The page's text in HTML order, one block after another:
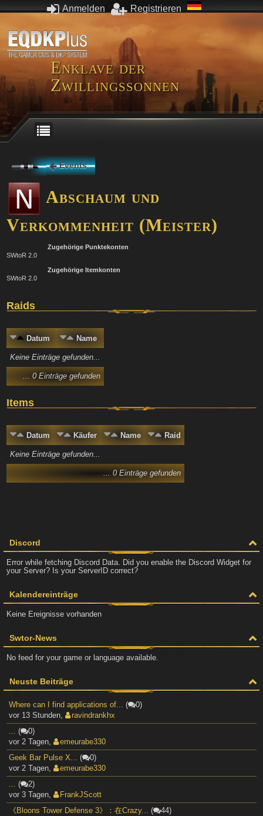
Anmelden Registrieren
Enklave der
Zwillingssonnen
Discord
Error while fetching Discord Data. Did you enable the Discord Widget for
your Server? Is your ServerID correct?
Kalendereinträge
Keine Ereignisse vorhanden
Swtor-News
No feed for your game or language available.
Neuste Beiträge
Where can I find applications of... (
0)
vor 13 Stunden,
ravindrankhx
... (
0)
vor 2 Tagen,
emeurabe330
Geek Bar Pulse X... (
0)
vor 2 Tagen,
emeurabe330
... (
2)
vor 3 Tagen,
FrankJScott
《Bloons Tower Defense 3》：在Crazy... (
44)
Events
Abschaum und
Verkommenheit (Meister)
Zugehörige Punktekonten
SWtoR 2.0
Zugehörige Itemkonten
SWtoR 2.0
Raids
Datum Name
Keine Einträge gefunden...
... 0 Einträge gefunden
Items
Datum Käufer Name Raid
Keine Einträge gefunden...
... 0 Einträge gefunden